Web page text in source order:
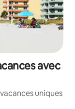
avec
uniques